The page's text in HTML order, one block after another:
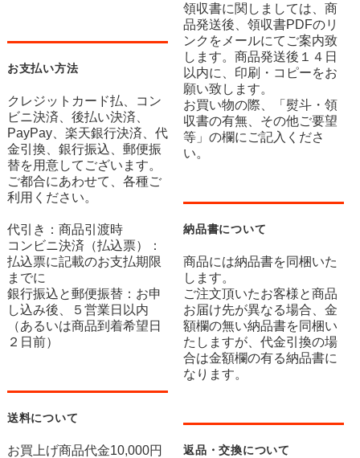
お支払い方法
クレジットカード払、コン
ビニ決済、後払い決済、
PayPay、楽天銀行決済、代
金引換、銀行振込、郵便振
替を用意してございます。
ご都合にあわせて、各種ご
利用ください。
代引き：商品引渡時
コンビニ決済（払込票）：
払込票に記載のお支払期限
までに
銀行振込と郵便振替：お申
し込み後、５営業日以内
（あるいは商品到着希望日
２日前）
送料について
お買上げ商品代金10,000円
領収書に関しましては、商
品発送後、領収書PDFのリ
ンクをメールにてご案内致
します。商品発送後１４日
以内に、印刷・コピーをお
願い致します。
お買い物の際、「熨斗・領
収書の有無、その他ご要望
等」の欄にご記入くださ
い。
納品書について
商品には納品書を同梱いた
します。
ご注文頂いたお客様と商品
お届け先が異なる場合、金
額欄の無い納品書を同梱い
たしますが、代金引換の場
合は金額欄の有る納品書に
なります。
返品・交換について